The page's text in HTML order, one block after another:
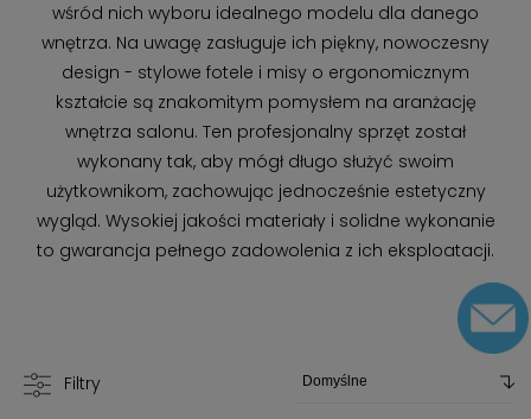
wśród nich wyboru idealnego modelu dla danego
wnętrza. Na uwagę zasługuje ich piękny, nowoczesny
design - stylowe fotele i misy o ergonomicznym
kształcie są znakomitym pomysłem na aranżację
wnętrza salonu. Ten profesjonalny sprzęt został
wykonany tak, aby mógł długo służyć swoim
użytkownikom, zachowując jednocześnie estetyczny
wygląd. Wysokiej jakości materiały i solidne wykonanie
to gwarancja pełnego zadowolenia z ich eksploatacji.
Filtry